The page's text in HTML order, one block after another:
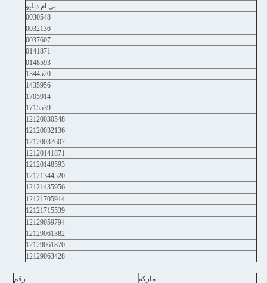
بي ام دبليو
0030548
0032136
0037607
0141871
0148593
1344520
1435956
1705914
1715539
12120030548
12120032136
12120037607
12120141871
12120148593
12121344520
12121435956
12121705914
12121715539
12129059794
12129061382
12129061870
12129063428
ماركة
رقم